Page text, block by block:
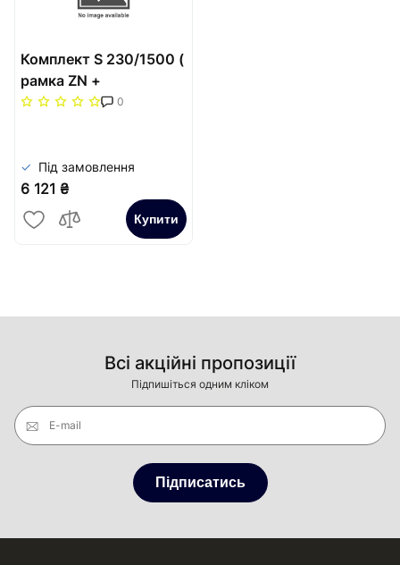
Комплект S 230/1500 (
рамка ZN +
повздовжня решiтка)
0
Під замовлення
6 121 ₴
Купити
Всі акційні пропозиції
Підпишіться одним кліком
E-mail
Підписатись